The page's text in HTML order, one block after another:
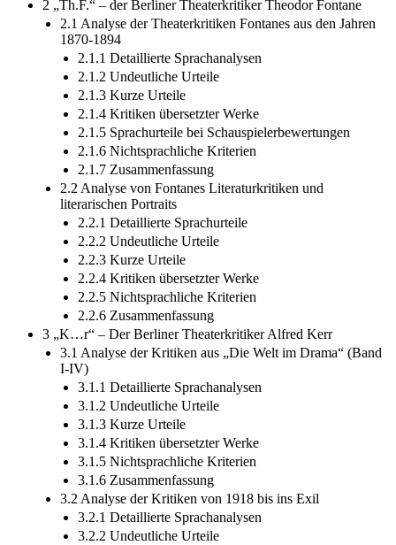
2 „Th.F.“ – der Berliner Theaterkritiker Theodor Fontane
2.1 Analyse der Theaterkritiken Fontanes aus den Jahren
1870-1894
2.1.1 Detaillierte Sprachanalysen
2.1.2 Undeutliche Urteile
2.1.3 Kurze Urteile
2.1.4 Kritiken übersetzter Werke
2.1.5 Sprachurteile bei Schauspielerbewertungen
2.1.6 Nichtsprachliche Kriterien
2.1.7 Zusammenfassung
2.2 Analyse von Fontanes Literaturkritiken und
literarischen Portraits
2.2.1 Detaillierte Sprachurteile
2.2.2 Undeutliche Urteile
2.2.3 Kurze Urteile
2.2.4 Kritiken übersetzter Werke
2.2.5 Nichtsprachliche Kriterien
2.2.6 Zusammenfassung
3 „K…r“ – Der Berliner Theaterkritiker Alfred Kerr
3.1 Analyse der Kritiken aus „Die Welt im Drama“ (Band
I-IV)
3.1.1 Detaillierte Sprachanalysen
3.1.2 Undeutliche Urteile
3.1.3 Kurze Urteile
3.1.4 Kritiken übersetzter Werke
3.1.5 Nichtsprachliche Kriterien
3.1.6 Zusammenfassung
3.2 Analyse der Kritiken von 1918 bis ins Exil
3.2.1 Detaillierte Sprachanalysen
3.2.2 Undeutliche Urteile